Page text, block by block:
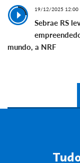
19/12/2025 12:00
Sebrae RS
mundo, a NRF